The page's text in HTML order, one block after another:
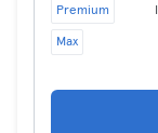
Premium
Max